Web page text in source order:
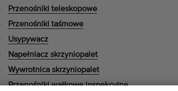
Przenośniki teleskopowe
Przenośniki taśmowe
Usypywacz
Napełniacz skrzyniopalet
Wywrotnica skrzyniopalet
Przenośniki wałkowe inspekcyjne